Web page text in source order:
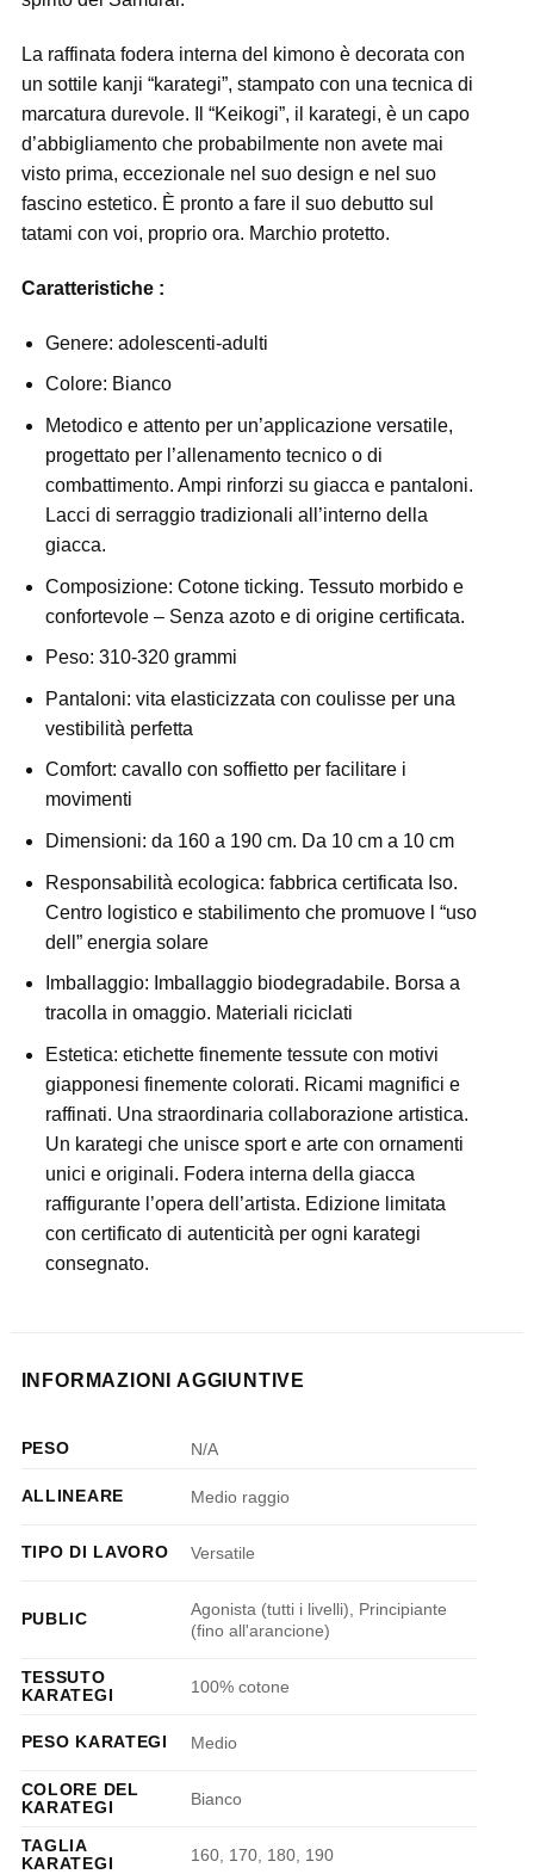
La raffinata fodera interna del kimono è decorata con
un sottile kanji “karategi”, stampato con una tecnica di
marcatura durevole. Il “Keikogi”, il karategi, è un capo
d’abbigliamento che probabilmente non avete mai
visto prima, eccezionale nel suo design e nel suo
fascino estetico. È pronto a fare il suo debutto sul
tatami con voi, proprio ora. Marchio protetto.
Caratteristiche :
Genere: adolescenti-adulti
Colore: Bianco
Metodico e attento per un’applicazione versatile,
progettato per l’allenamento tecnico o di
combattimento. Ampi rinforzi su giacca e pantaloni.
Lacci di serraggio tradizionali all’interno della
giacca.
Composizione: Cotone ticking. Tessuto morbido e
confortevole – Senza azoto e di origine certificata.
Peso: 310-320 grammi
Pantaloni: vita elasticizzata con coulisse per una
vestibilità perfetta
Comfort: cavallo con soffietto per facilitare i
movimenti
Dimensioni: da 160 a 190 cm. Da 10 cm a 10 cm
Responsabilità ecologica: fabbrica certificata Iso.
Centro logistico e stabilimento che promuove l “uso
dell” energia solare
Imballaggio: Imballaggio biodegradabile. Borsa a
tracolla in omaggio. Materiali riciclati
Estetica: etichette finemente tessute con motivi
giapponesi finemente colorati. Ricami magnifici e
raffinati. Una straordinaria collaborazione artistica.
Un karategi che unisce sport e arte con ornamenti
unici e originali. Fodera interna della giacca
raffigurante l’opera dell’artista. Edizione limitata
con certificato di autenticità per ogni karategi
consegnato.
INFORMAZIONI AGGIUNTIVE
PESO N/A
ALLINEARE Medio raggio
TIPO DI LAVORO Versatile
PUBLIC
Agonista (tutti i livelli), Principiante
(fino all'arancione)
TESSUTO
KARATEGI
100% cotone
PESO KARATEGI Medio
COLORE DEL
KARATEGI
Bianco
TAGLIA
KARATEGI
160, 170, 180, 190